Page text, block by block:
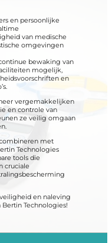
en persoonlijke
van medische
omgevingen
bewaking van
mogelijk,
en
vergemakkelijken
en controle van
ze veilig omgaan
met
Technologies
tools die
cruciale
en naleving
Technologies!